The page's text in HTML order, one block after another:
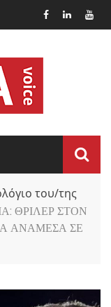
του/της
ΘΡΙΛΕΡ ΣΤΟΝ
ΑΝΑΜΕΣΑ ΣΕ